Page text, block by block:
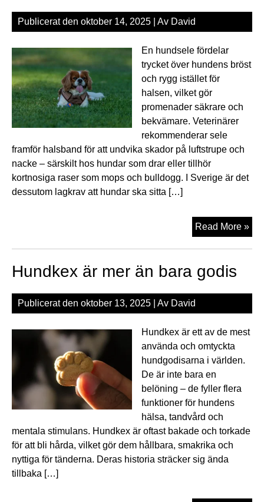
Publicerat den oktober 14, 2025 | Av David
En hundsele fördelar
trycket över hundens bröst
och rygg istället för
halsen, vilket gör
promenader säkrare och
bekvämare. Veterinärer
rekommenderar sele
framför halsband för att undvika skador på luftstrupe och
nacke – särskilt hos hundar som drar eller tillhör
kortnosiga raser som mops och bulldogg. I Sverige är det
dessutom lagkrav att hundar ska sitta […]
Read More »Få
Hundkex är mer än bara godis
Publicerat den oktober 13, 2025 | Av David
Hundkex är ett av de mest
använda och omtyckta
hundgodisarna i världen.
De är inte bara en
belöning – de fyller flera
funktioner för hundens
hälsa, tandvård och
mentala stimulans. Hundkex är oftast bakade och torkade
för att bli hårda, vilket gör dem hållbara, smakrika och
nyttiga för tänderna. Deras historia sträcker sig ända
tillbaka […]